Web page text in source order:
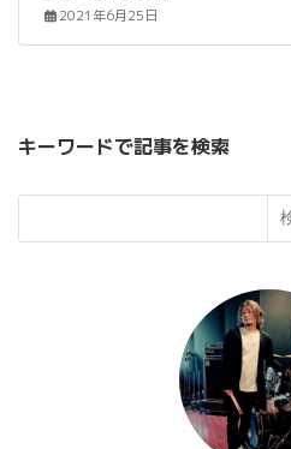
2021年6月25日
キーワードで記事を検索